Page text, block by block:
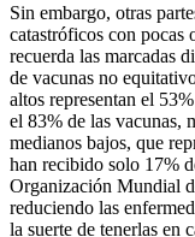
Sin embargo, otras
catastróficos con pocas
recuerda las marcadas
de vacunas no
altos representan el
el 83% de las vacunas,
medianos bajos, que
han recibido solo 17%
Organización Mundial
reduciendo las
la suerte de tenerlas en